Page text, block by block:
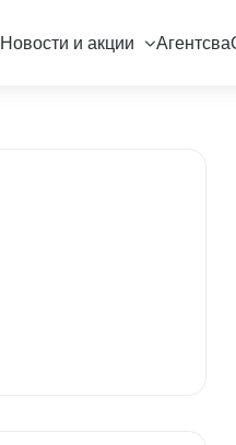
Новости и акции Агентсва